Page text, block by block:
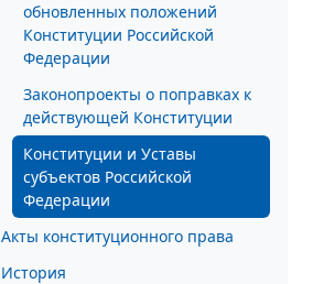
обновленных положений
Конституции Российской
Федерации
Законопроекты о поправках к
действующей Конституции
Конституции и Уставы
субъектов Российской
Федерации
Акты конституционного права
История